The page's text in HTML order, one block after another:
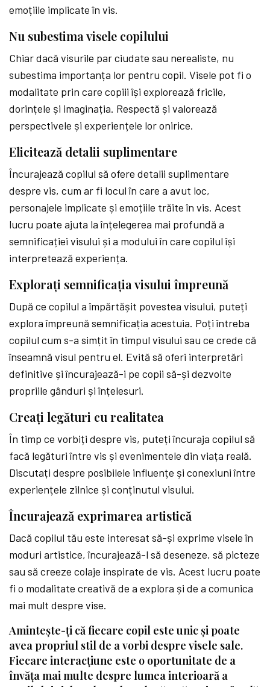
emoțiile implicate în vis.
Nu subestima visele copilului
Chiar dacă visurile par ciudate sau nerealiste, nu
subestima importanța lor pentru copil. Visele pot fi o
modalitate prin care copiii își explorează fricile,
dorințele și imaginația. Respectă și valorează
perspectivele și experiențele lor onirice.
Elicitează detalii suplimentare
Încurajează copilul să ofere detalii suplimentare
despre vis, cum ar fi locul în care a avut loc,
personajele implicate și emoțiile trăite în vis. Acest
lucru poate ajuta la înțelegerea mai profundă a
semnificației visului și a modului în care copilul își
interpretează experiența.
Explorați semnificația visului împreună
După ce copilul a împărtășit povestea visului, puteți
explora împreună semnificația acestuia. Poți întreba
copilul cum s-a simțit în timpul visului sau ce crede că
înseamnă visul pentru el. Evită să oferi interpretări
definitive și încurajează-i pe copii să-și dezvolte
propriile gânduri și înțelesuri.
Creați legături cu realitatea
În timp ce vorbiți despre vis, puteți încuraja copilul să
facă legături între vis și evenimentele din viața reală.
Discutați despre posibilele influențe și conexiuni între
experiențele zilnice și conținutul visului.
Încurajează exprimarea artistică
Dacă copilul tău este interesat să-și exprime visele în
moduri artistice, încurajează-l să deseneze, să picteze
sau să creeze colaje inspirate de vis. Acest lucru poate
fi o modalitate creativă de a explora și de a comunica
mai mult despre vise.
Amintește-ți că fiecare copil este unic și poate
avea propriul stil de a vorbi despre visele sale.
Fiecare interacțiune este o oportunitate de a
învăța mai multe despre lumea interioară a